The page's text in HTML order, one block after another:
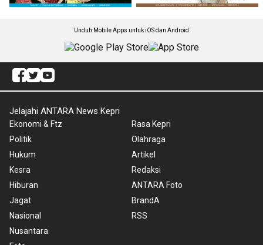
Unduh Mobile Apps untuk iOS dan Android
Jelajahi ANTARA News Kepri
Ekonomi & Ftz
Politik
Hukum
Kesra
Hiburan
Jagat
Nasional
Nusantara
Rasa Kepri
Olahraga
Artikel
Redaksi
ANTARA Foto
BrandA
RSS